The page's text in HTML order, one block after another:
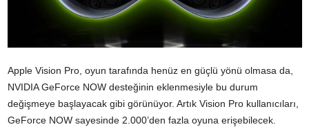
Apple Vision Pro, oyun tarafında henüz en güçlü yönü olmasa da,
NVIDIA GeForce NOW desteğinin eklenmesiyle bu durum
değişmeye başlayacak gibi görünüyor. Artık Vision Pro kullanıcıları,
GeForce NOW sayesinde 2.000’den fazla oyuna erişebilecek.